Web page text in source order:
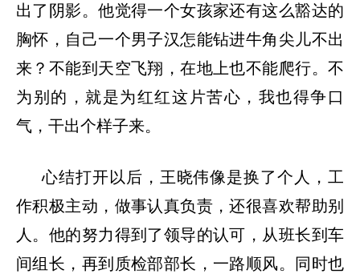
出了阴影。他觉得一个女孩家还有这么豁达的
胸怀，自己一个男子汉怎能钻进牛角尖儿不出
来？不能到天空飞翔，在地上也不能爬行。不
为别的，就是为红红这片苦心，我也得争口
气，干出个样子来。
心结打开以后，王晓伟像是换了个人，工
作积极主动，做事认真负责，还很喜欢帮助别
人。他的努力得到了领导的认可，从班长到车
间组长，再到质检部部长，一路顺风。同时也